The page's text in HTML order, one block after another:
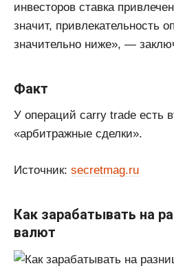
инвесторов ставка
значит, привлекательность
значительно ниже», —
Факт
У операций carry trade есть
«арбитражные сделки».
Источник: secretmag.ru
Как зарабатывать на
валют